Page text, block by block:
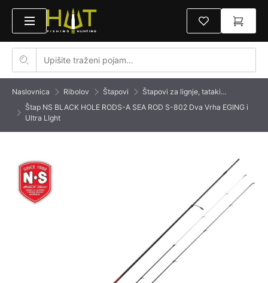
Naslovnica Ribolov Štapovi
Štapovi za lignje, tataki...
Štap NS BLACK HOLE RODS-A SEA ROD S-802 Dva Vrha EGING i
Ultra LIght